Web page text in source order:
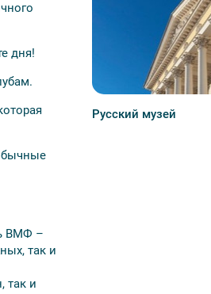
дня!
ВМФ –
так и
так и
Русский музей